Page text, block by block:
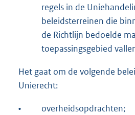
regels in de
beleidsterreinen die
de Richtlijn bedoelde
toepassingsgebied
Het gaat om de volgende
Unierecht:
• overheidsopdrachten;